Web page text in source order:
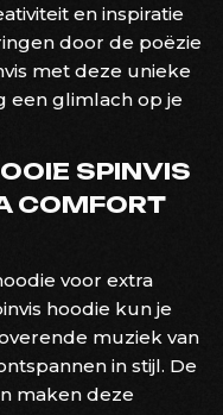
en inspiratie
door de poëzie
met deze unieke
een glimlach op je
SPINVIS
COMFORT
voor extra
hoodie kun je
muziek van
in stijl. De
maken deze